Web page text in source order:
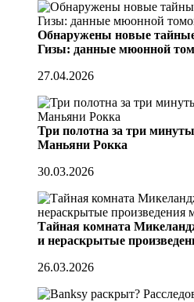
Обнаружены новые
Гизы: данные мюонной
27.04.2026
Три полотна за три
Маньяни Рокка
30.03.2026
Тайная комната
и нераскрытые
26.03.2026